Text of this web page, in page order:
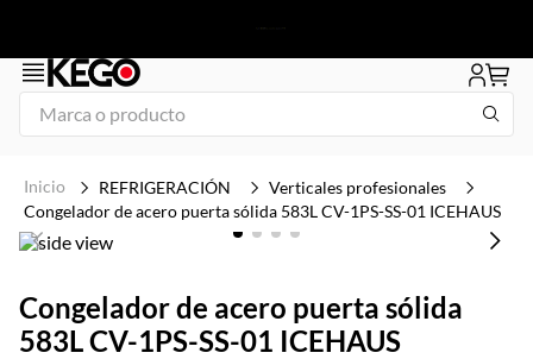
Marca o producto
REFRIGERACIÓN
Verticales profesionales
Congelador de acero puerta sólida 583L CV-1PS-SS-01 ICEHAUS
Congelador de acero puerta sólida
583L CV-1PS-SS-01 ICEHAUS
2.
congelador
3.
plancha
4
freidora
5.
mesa refrigerada